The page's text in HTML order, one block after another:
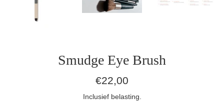
Smudge Eye Brush
Normale
€22,00
Inclusief belasting.